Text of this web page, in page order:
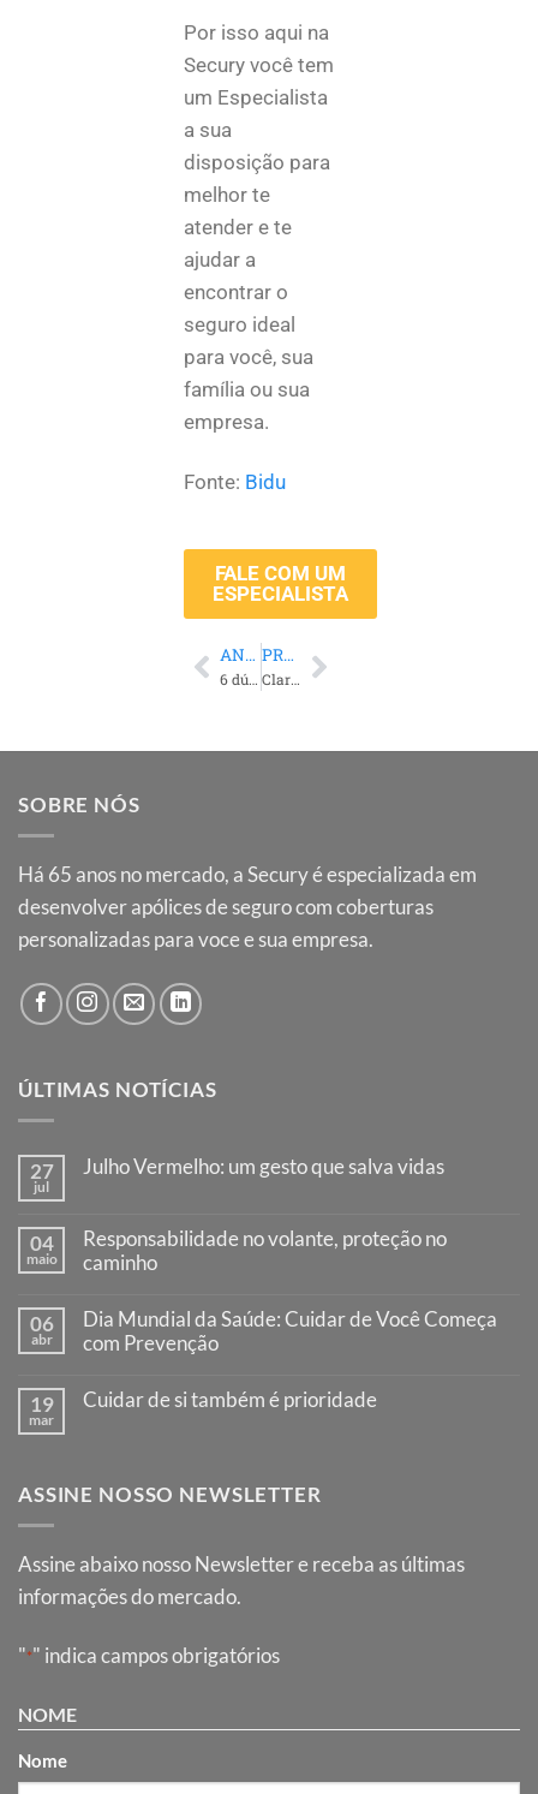
Por isso aqui na
Secury você tem
um Especialista
a sua
disposição para
melhor te
atender e te
ajudar a
encontrar o
seguro ideal
para você, sua
família ou sua
empresa.
Fonte: Bidu
FALE COM UM
ESPECIALISTA
ANTERIOR
6 dúvidas principais no sinistro de Automóveis
PRÓXIMO
Clareamento Dental: Como um Plano Odontológico pode ajudar
SOBRE NÓS
Há 65 anos no mercado, a Secury é especializada em
desenvolver apólices de seguro com coberturas
personalizadas para voce e sua empresa.
ÚLTIMAS NOTÍCIAS
27
jul
Julho Vermelho: um gesto que salva vidas
04
maio
Responsabilidade no volante, proteção no
caminho
06
abr
Dia Mundial da Saúde: Cuidar de Você Começa
com Prevenção
19
mar
Cuidar de si também é prioridade
ASSINE NOSSO NEWSLETTER
Assine abaixo nosso Newsletter e receba as últimas
informações do mercado.
"*" indica campos obrigatórios
NOME
Nome